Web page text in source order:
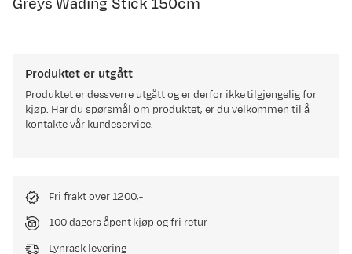
Produktet er utgått
Produktet er dessverre utgått og er derfor ikke tilgjengelig for
kjøp. Har du spørsmål om produktet, er du velkommen til å
kontakte vår kundeservice.
Fri frakt over 1200,-
100 dagers åpent kjøp og fri retur
Lynrask levering